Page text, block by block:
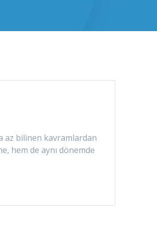
az bilinen kavramlardan
hem de aynı dönemde